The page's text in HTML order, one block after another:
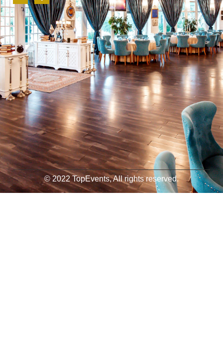
© 2022 TopEvents, All rights reserved.